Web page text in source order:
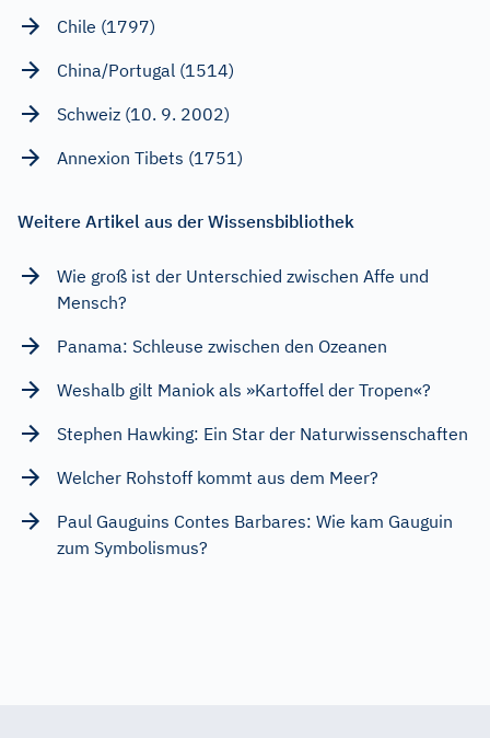
Chile (1797)
China/Portugal (1514)
Schweiz (10. 9. 2002)
Annexion Tibets (1751)
Weitere Artikel aus der Wissensbibliothek
Wie groß ist der Unterschied zwischen Affe und
Mensch?
Panama: Schleuse zwischen den Ozeanen
Weshalb gilt Maniok als »Kartoffel der Tropen«?
Stephen Hawking: Ein Star der Naturwissenschaften
Welcher Rohstoff kommt aus dem Meer?
Paul Gauguins Contes Barbares: Wie kam Gauguin
zum Symbolismus?